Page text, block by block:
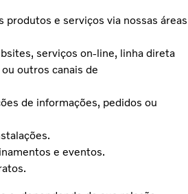
produtos e serviços via nossas áreas
serviços on-line, linha direta
outros canais de
de informações, pedidos ou
e eventos.